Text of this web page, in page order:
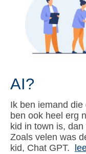
AI?
Ik ben iemand
ben ook heel erg
kid in town is,
Zoals velen was
kid, Chat GPT.